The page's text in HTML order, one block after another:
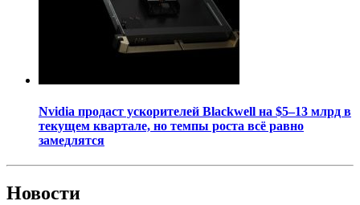
Nvidia продаст ускорителей Blackwell на $5–13 млрд в
текущем квартале, но темпы роста всё равно
замедлятся
Новости